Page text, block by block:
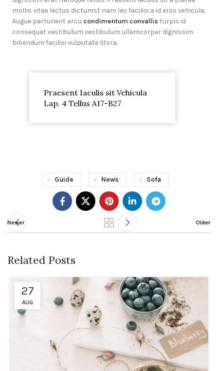
mollis vitae lectus dictumst nam leo facilisi a id eros vehicula.
Augue parturient arcu condimentum convallis turpis id
consequat vestibulum vestibulum ullamcorper dignissim
bibendum facilisi vulputate litora.
Praesent Iaculis sit Vehicula
Lap. 4 Tellus A17-B27
Guide News Sofa
Newer Older
Related Posts
27
AUG